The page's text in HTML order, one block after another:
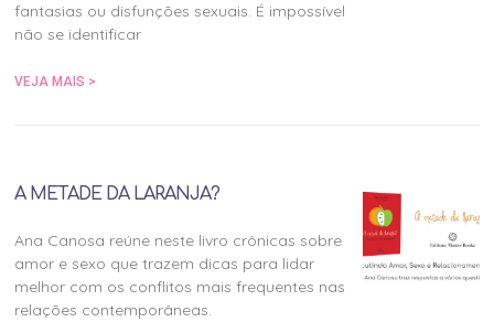
fantasias ou disfunções sexuais. É impossível
não se identificar
VEJA MAIS >
A METADE DA LARANJA?
Ana Canosa reúne neste livro crônicas sobre
amor e sexo que trazem dicas para lidar
melhor com os conflitos mais frequentes nas
relações contemporâneas.